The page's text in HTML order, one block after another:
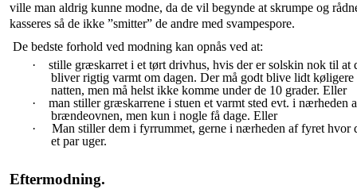
ville man aldrig kunne modne, da de vil begynde at skrumpe og
kasseres så de ikke ”smitter” de andre med svampespore.
De bedste forhold ved modning kan opnås ved at:
·
stille græskarret i et tørt drivhus, hvis der er solskin nok til at
bliver rigtig varmt om dagen. Der må godt blive lidt køligere
natten, men må helst ikke komme under de 10 grader. Eller
·
man stiller græskarrene i stuen et varmt sted evt. i nærheden
brændeovnen, men kun i nogle få dage. Eller
·
Man stiller dem i fyrrummet, gerne i nærheden af fyret hvor
et par uger.
Eftermodning.